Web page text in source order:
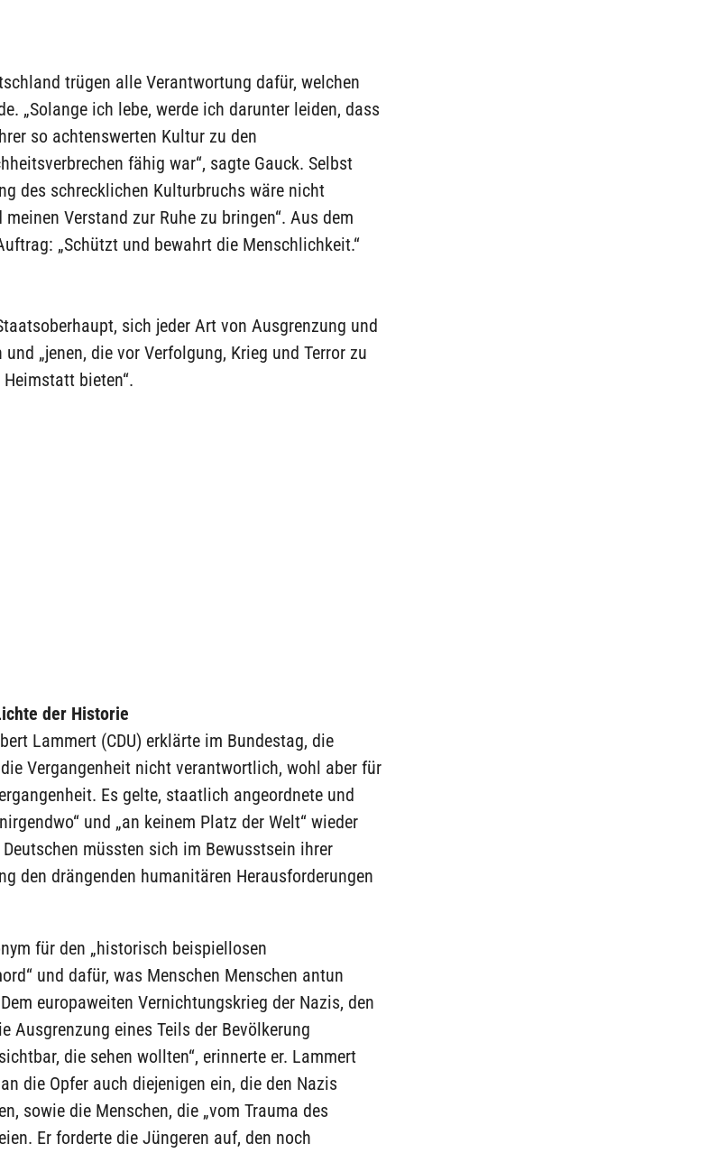
trügen alle Verantwortung dafür, welchen
„Solange ich lebe, werde ich darunter leiden, dass
so achtenswerten Kultur zu den
fähig war“, sagte Gauck. Selbst
des schrecklichen Kulturbruchs wäre nicht
Verstand zur Ruhe zu bringen“. Aus dem
„Schützt und bewahrt die Menschlichkeit.“
sich jeder Art von Ausgrenzung und
„jenen, die vor Verfolgung, Krieg und Terror zu
bieten“.
der Historie
Lammert (CDU) erklärte im Bundestag, die
Vergangenheit nicht verantwortlich, wohl aber für
Es gelte, staatlich angeordnete und
und „an keinem Platz der Welt“ wieder
müssten sich im Bewusstsein ihrer
den drängenden humanitären Herausforderungen
für den „historisch beispiellosen
und dafür, was Menschen Menschen antun
europaweiten Vernichtungskrieg der Nazis, den
Ausgrenzung eines Teils der Bevölkerung
die sehen wollten“, erinnerte er. Lammert
die Opfer auch diejenigen ein, die den Nazis
sowie die Menschen, die „vom Trauma des
Er forderte die Jüngeren auf, den noch